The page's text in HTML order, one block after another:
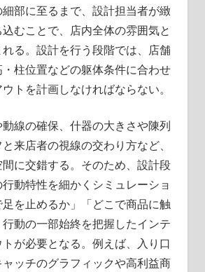
部に至るまで、設計担当者が緻
むことで、店内全体の雰囲気と
る。設計を行う段階では、店舗
柱位置などの躯体条件に合わせ
トを計画しなければならない。
線の確保、什器の大きさや陳列
来店者の視線の交わり方など、
に交錯する。そのため、設計段
動特性を細かくシミュレーショ
を止めるか」「どこで商品に触
動の一部始終を把握したインテ
が必要となる。例えば、入り口
ッチのグラフィックや高利益商